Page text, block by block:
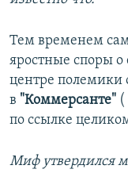
Тем временем
яростные споры о
центре полемики
в "Коммерсанте" (
по ссылке
Миф утвердился